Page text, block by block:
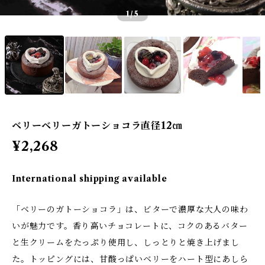
1/5
ベリーベリーガトーショコラ直径12㎝
¥2,268
International shipping available
「ベリーのガトーショコラ」は、ビターで濃厚な大人の味わ
いが魅力です。香り高いチョコレートに、コクのあるバター
と生クリームをたっぷり使用し、しっとりと焼き上げまし
た。トッピングには、甘酸っぱいベリーをハート型にあしら